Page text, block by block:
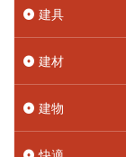
建具
建材
建物